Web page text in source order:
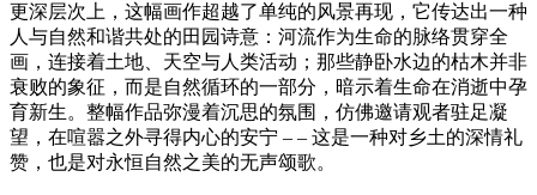
更深层次上，这幅画作超越了单纯的风景再现，它传达出一种
人与自然和谐共处的田园诗意：河流作为生命的脉络贯穿全
画，连接着土地、天空与人类活动；那些静卧水边的枯木并非
衰败的象征，而是自然循环的一部分，暗示着生命在消逝中孕
育新生。整幅作品弥漫着沉思的氛围，仿佛邀请观者驻足凝
望，在喧嚣之外寻得内心的安宁 – – 这是一种对乡土的深情礼
赞，也是对永恒自然之美的无声颂歌。